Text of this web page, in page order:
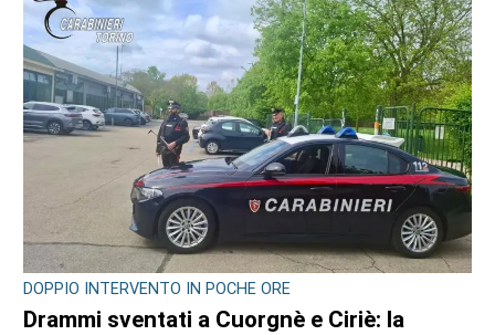
DOPPIO INTERVENTO IN POCHE ORE
Drammi sventati a Cuorgnè e Ciriè: la